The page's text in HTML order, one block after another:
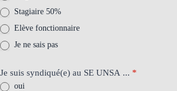
Stagiaire 50%
Elève fonctionnaire
Je ne sais pas
Je suis syndiqué(e) au SE UNSA ... *
oui